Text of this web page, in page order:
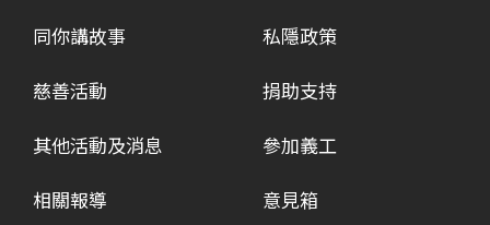
同你講故事
慈善活動
其他活動及消息
相關報導
私隱政策
捐助支持
參加義工
意見箱